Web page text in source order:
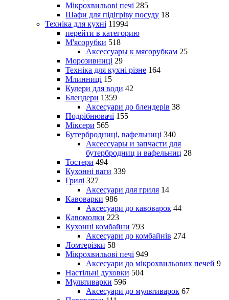
Мікрохвильові печі 285
Шафи для підігріву посуду 18
Техніка для кухні 11994
перейти в категорию
М'ясорубки 518
Аксессуары к мясорубкам 25
Морозивниці 29
Техніка для кухні різне 164
Млинниці 15
Кулери для води 42
Блендери 1359
Аксесуари до блендерів 38
Подрібнювачі 155
Міксери 565
Бутербродниці, вафельниці 340
Аксессуары и запчасти для
бутербродниц и вафельниц 28
Тостери 494
Кухонні ваги 339
Грилі 327
Аксесуари для гриля 14
Кавоварки 986
Аксесуари до кавоварок 44
Кавомолки 223
Кухонні комбайни 793
Аксесуари до комбайнів 274
Ломтерізки 58
Мікрохвильові печі 949
Аксесуари до мікрохвильових печей 9
Настільні духовки 504
Мультиварки 596
Аксесуари до мультиварок 67